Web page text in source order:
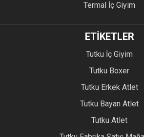
Termal İç Giyim
ETİKETLER
Tutku İç Giyim
Tutku Boxer
Tutku Erkek Atlet
Tutku Bayan Atlet
Tutku Atlet